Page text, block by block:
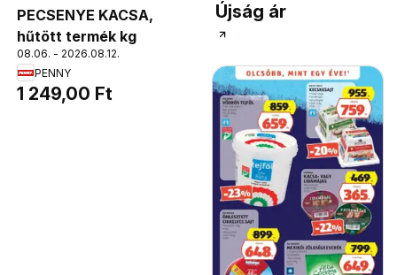
PECSENYE KACSA,
hűtött termék kg
08.06. - 2026.08.12.
PENNY
1 249,00 Ft
Újság ár